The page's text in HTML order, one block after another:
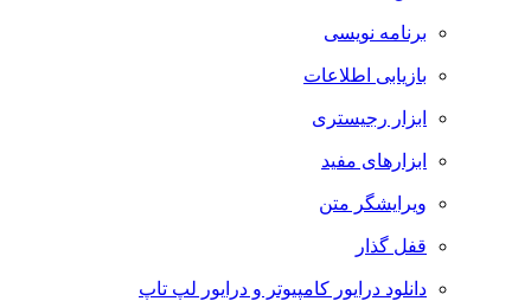
برنامه نویسی
بازیابی اطلاعات
ابزار رجیستری
ابزارهای مفید
ویرایشگر متن
قفل گذار
دانلود درایور کامپیوتر و درایور لپ تاپ